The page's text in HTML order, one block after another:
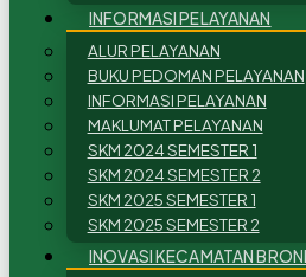
INFORMASI PELAYANAN
ALUR PELAYANAN
BUKU PEDOMAN PELAYANAN
INFORMASI PELAYANAN
MAKLUMAT PELAYANAN
SKM 2024 SEMESTER 1
SKM 2024 SEMESTER 2
SKM 2025 SEMESTER 1
SKM 2025 SEMESTER 2
INOVASI KECAMATAN